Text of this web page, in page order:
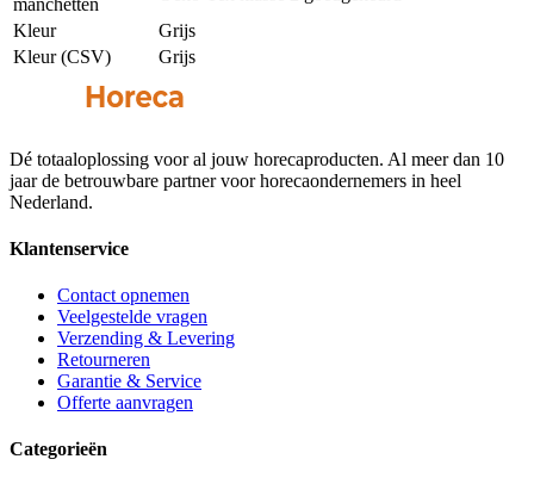
Kleur
Grijs
Kleur (CSV)
Grijs
Dé totaaloplossing voor al jouw horecaproducten. Al meer dan 10
jaar de betrouwbare partner voor horecaondernemers in heel
Nederland.
Klantenservice
Contact opnemen
Veelgestelde vragen
Verzending & Levering
Retourneren
Garantie & Service
Offerte aanvragen
Categorieën